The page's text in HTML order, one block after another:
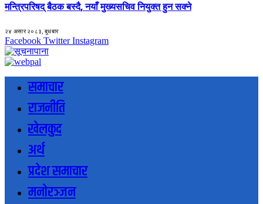
मन्त्रिपरिषद् बैठक बस्दै, नयाँ मुख्यसचिव नियुक्त हुन सक्ने
२४ असार २०८३, बुधबार
Facebook Twitter Instagram
समाचार
राजनीति
खेलकुद
अर्थ
प्रदेश समाचार
मनोरञ्जन